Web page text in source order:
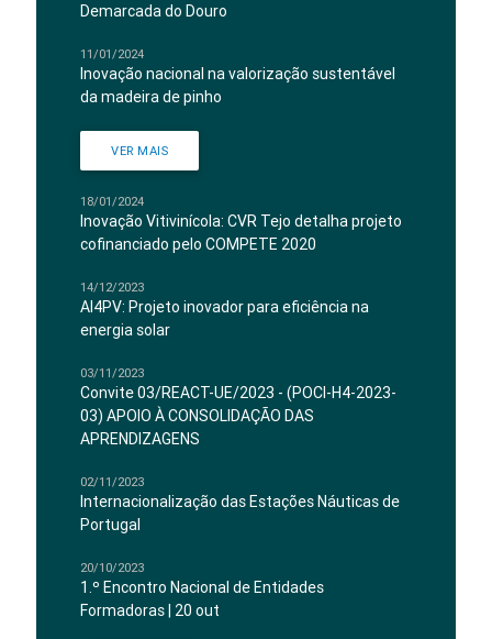
Demarcada do Douro
11/01/2024
Inovação nacional na valorização sustentável
da madeira de pinho
VER MAIS
18/01/2024
Inovação Vitivinícola: CVR Tejo detalha projeto
cofinanciado pelo COMPETE 2020
14/12/2023
AI4PV: Projeto inovador para eficiência na
energia solar
03/11/2023
Convite 03/REACT-UE/2023 - (POCI-H4-2023-
03) APOIO À CONSOLIDAÇÃO DAS
APRENDIZAGENS
02/11/2023
Internacionalização das Estações Náuticas de
Portugal
20/10/2023
1.º Encontro Nacional de Entidades
Formadoras | 20 out